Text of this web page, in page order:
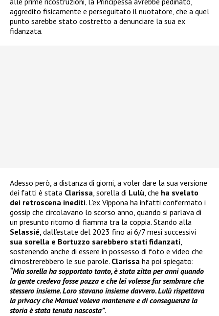
aggredito fisicamente e perseguitato il nuotatore, che a quel
punto sarebbe stato costretto a denunciare la sua ex
fidanzata.
Adesso però, a distanza di giorni, a voler dare la sua versione
dei fatti è stata Clarissa, sorella di Lulù, che ha svelato
dei retroscena inediti. L’ex Vippona ha infatti confermato i
gossip che circolavano lo scorso anno, quando si parlava di
un presunto ritorno di fiamma tra la coppia. Stando alla
Selassié, dall’estate del 2023 fino ai 6/7 mesi successivi
sua sorella e Bortuzzo sarebbero stati fidanzati,
sostenendo anche di essere in possesso di foto e video che
dimostrerebbero le sue parole. Clarissa ha poi spiegato:
“Mia sorella ha sopportato tanto, è stata zitta per anni quando
la gente credeva fosse pazza e che lei volesse far sembrare che
stessero insieme. Loro stavano insieme davvero. Lulù rispettava
la privacy che Manuel voleva mantenere e di conseguenza la
storia è stata tenuta nascosta”.